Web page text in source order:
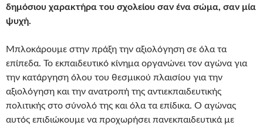
δημόσιου χαρακτήρα του σχολείου σαν ένα σώμα, σαν μία
ψυχή.
Μπλοκάρουμε στην πράξη την αξιολόγηση σε όλα τα
επίπεδα. Το εκπαιδευτικό κίνημα οργανώνει τον αγώνα για
την κατάργηση όλου του θεσμικού πλαισίου για την
αξιολόγηση και την ανατροπή της αντιεκπαιδευτικής
πολιτικής στο σύνολό της και όλα τα επίδικα. Ο αγώνας
αυτός επιδιώκουμε να προχωρήσει πανεκπαιδευτικά με